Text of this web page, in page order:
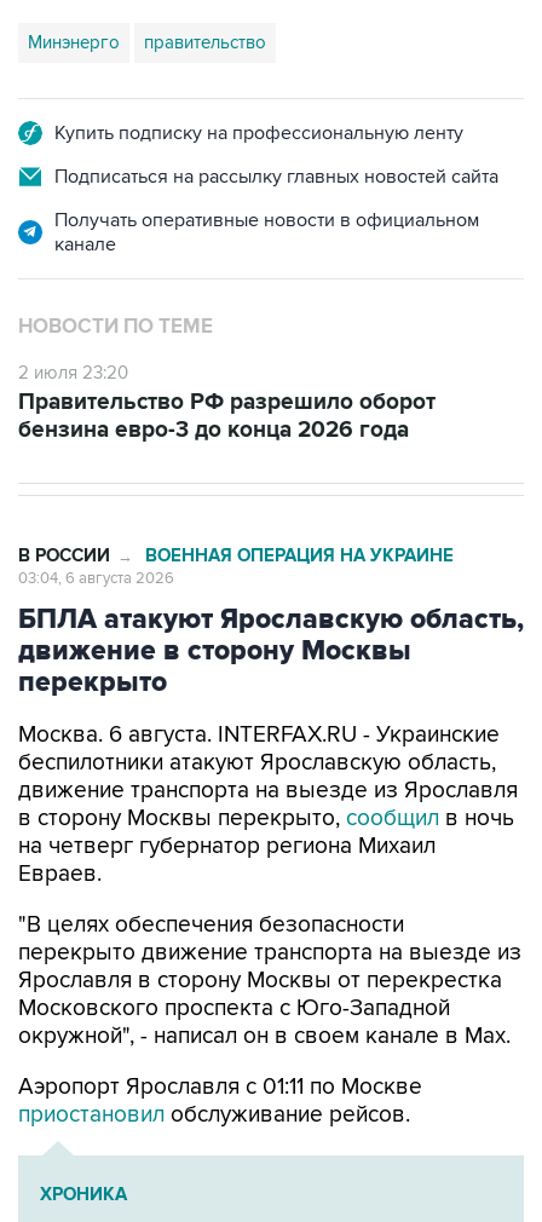
Минэнерго правительство
Купить подписку на профессиональную ленту
Подписаться на рассылку главных новостей сайта
Получать оперативные новости в официальном
канале
НОВОСТИ ПО ТЕМЕ
2 июля 23:20
Правительство РФ разрешило оборот
бензина евро-3 до конца 2026 года
В РОССИИ → ВОЕННАЯ ОПЕРАЦИЯ НА УКРАИНЕ
03:04, 6 августа 2026
БПЛА атакуют Ярославскую область,
движение в сторону Москвы
перекрыто
Москва. 6 августа. INTERFAX.RU - Украинские
беспилотники атакуют Ярославскую область,
движение транспорта на выезде из Ярославля
в сторону Москвы перекрыто, сообщил в ночь
на четверг губернатор региона Михаил
Евраев.
"В целях обеспечения безопасности
перекрыто движение транспорта на выезде из
Ярославля в сторону Москвы от перекрестка
Московского проспекта с Юго-Западной
окружной", - написал он в своем канале в Мах.
Аэропорт Ярославля с 01:11 по Москве
приостановил обслуживание рейсов.
ХРОНИКА